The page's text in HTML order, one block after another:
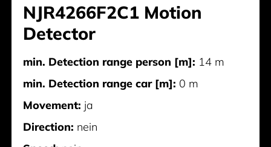
NJR4266F2C1 Motion
Detector
min. Detection range person [m]: 14 m
min. Detection range car [m]: 0 m
Movement: ja
Direction: nein